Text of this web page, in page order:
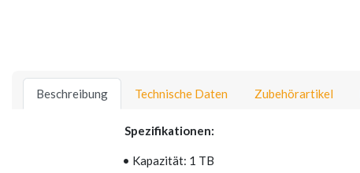
Beschreibung Technische Daten Zubehörartikel
Spezifikationen:
• Kapazität: 1 TB